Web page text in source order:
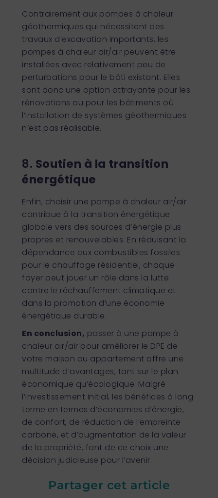
Contrairement aux pompes à chaleur
géothermiques qui nécessitent des
travaux d’excavation importants, les
pompes à chaleur air/air peuvent être
installées avec relativement peu de
perturbations pour le bâti existant. Elles
sont donc une option attrayante pour les
rénovations ou pour les bâtiments où
l’installation de systèmes géothermiques
n’est pas réalisable.
8. Soutien à la transition
énergétique
Enfin, choisir une pompe à chaleur air/air
contribue à la transition énergétique
globale vers des sources d’énergie plus
propres et renouvelables. En réduisant la
dépendance aux combustibles fossiles
pour le chauffage résidentiel, chaque
foyer peut jouer un rôle dans la lutte
contre le réchauffement climatique et
dans la promotion d’une économie
énergétique durable.
En conclusion, passer à une pompe à
chaleur air/air pour améliorer le DPE de
votre maison ou appartement offre une
multitude d’avantages, tant sur le plan
économique qu’écologique. Malgré
l’investissement initial, les bénéfices à long
terme en termes d’économies d’énergie,
de confort, de réduction de l’empreinte
carbone, et d’augmentation de la valeur
de la propriété, font de ce choix une
décision judicieuse pour l’avenir.
Partager cet article